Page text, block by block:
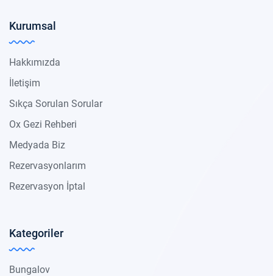
Kurumsal
Hakkımızda
İletişim
Sıkça Sorulan Sorular
Ox Gezi Rehberi
Medyada Biz
Rezervasyonlarım
Rezervasyon İptal
Kategoriler
Bungalov